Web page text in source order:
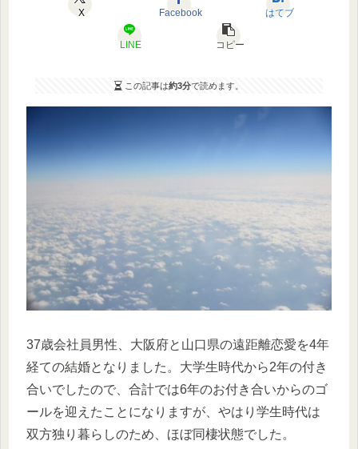
X Facebook はてブ
LINE コピー
この記事は約3分で読めます。
37歳会社員男性、大阪府と山口県の遠距離恋愛を4年
経ての結婚となりました。大学生時代から2年の付き
合いでしたので、合計では6年のお付き合いからのゴ
ールを迎えたことになりますが、やはり学生時代は
双方独り暮らしのため、ほぼ同棲状態でした。